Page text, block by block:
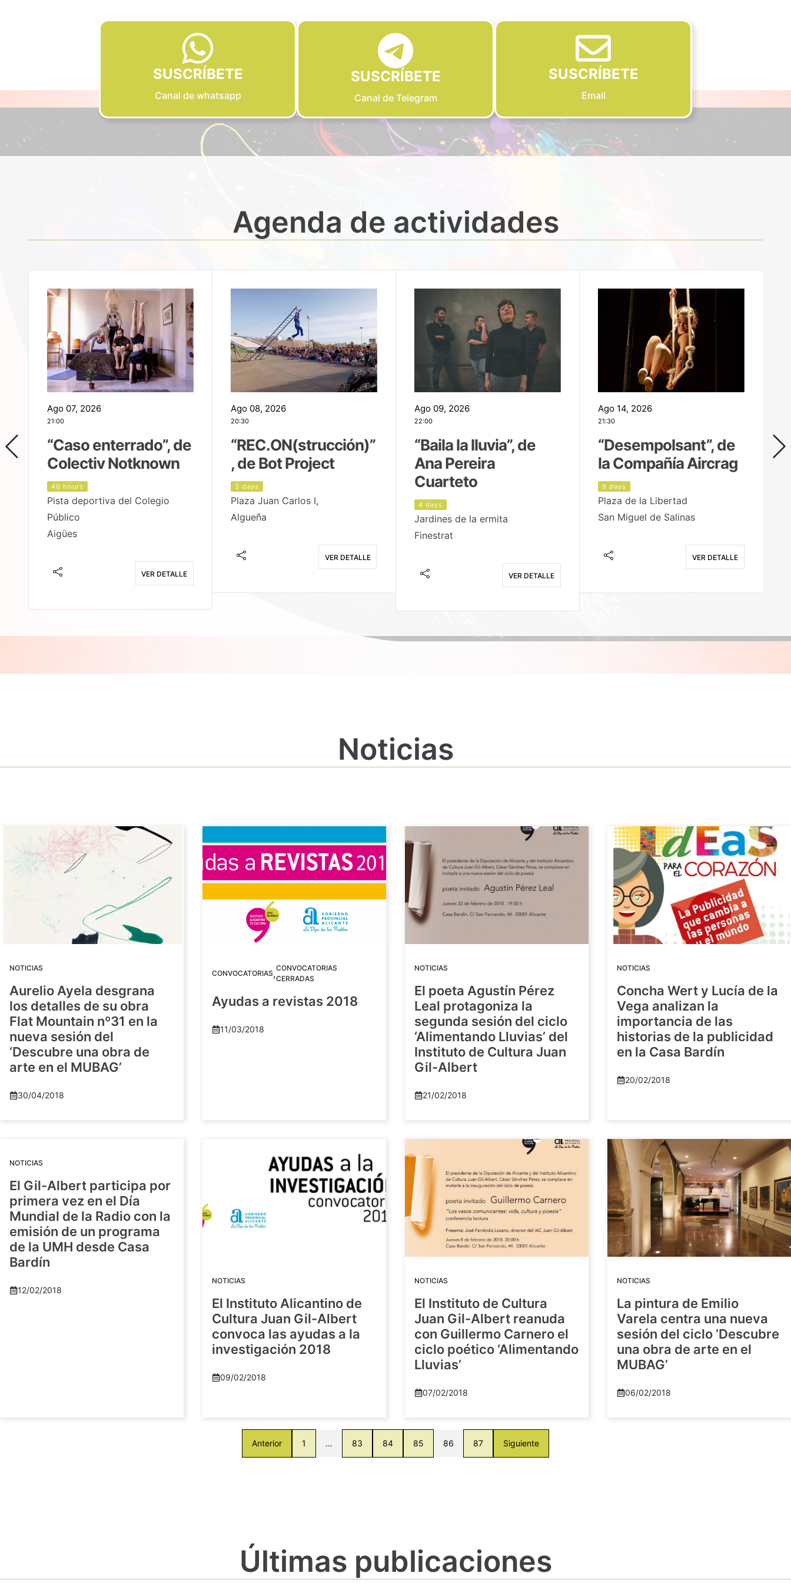
SUSCRÍBETE
Canal de whatsapp
SUSCRÍBETE
Canal de Telegram
SUSCRÍBETE
Email
Agenda de actividades
Ago 07, 2026
21:00
“Caso enterrado”, de
Colectiv Notknown
40 hours
Pista deportiva del Colegio
Público
Aigües
VER DETALLE
Ago 08, 2026
20:30
“REC.ON(strucción)”
, de Bot Project
3 days
Plaza Juan Carlos I,
Algueña
VER DETALLE
Ago 09, 2026
22:00
“Baila la lluvia”, de
Ana Pereira
Cuarteto
4 days
Jardines de la ermita
Finestrat
VER DETALLE
Ago 14, 2026
21:30
“Desempolsant”, de
la Compañía Aircrag
9 days
Plaza de la Libertad
San Miguel de Salinas
VER DETALLE
Noticias
NOTICIAS
Aurelio Ayela desgrana
los detalles de su obra
Flat Mountain nº31 en la
nueva sesión del
‘Descubre una obra de
arte en el MUBAG’
30/04/2018
CONVOCATORIAS,CONVOCATORIAS
CERRADAS
Ayudas a revistas 2018
11/03/2018
NOTICIAS
El poeta Agustín Pérez
Leal protagoniza la
segunda sesión del ciclo
‘Alimentando Lluvias’ del
Instituto de Cultura Juan
Gil-Albert
21/02/2018
NOTICIAS
Concha Wert y Lucía de la
Vega analizan la
importancia de las
historias de la publicidad
en la Casa Bardín
20/02/2018
NOTICIAS
El Gil-Albert participa por
primera vez en el Día
Mundial de la Radio con la
emisión de un programa
de la UMH desde Casa
Bardín
12/02/2018
NOTICIAS
El Instituto Alicantino de
Cultura Juan Gil-Albert
convoca las ayudas a la
investigación 2018
09/02/2018
NOTICIAS
El Instituto de Cultura
Juan Gil-Albert reanuda
con Guillermo Carnero el
ciclo poético ‘Alimentando
Lluvias’
07/02/2018
NOTICIAS
La pintura de Emilio
Varela centra una nueva
sesión del ciclo ‘Descubre
una obra de arte en el
MUBAG’
06/02/2018
Anterior 1 … 83 84 85 86 87 Siguiente
Últimas publicaciones